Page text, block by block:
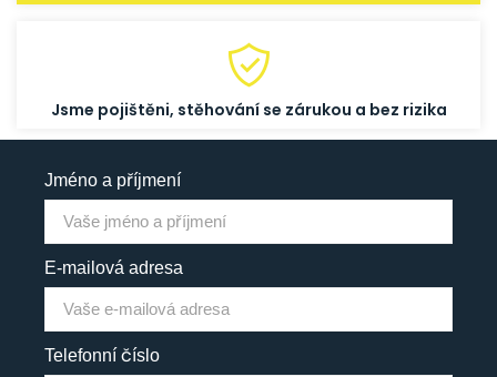
Jsme pojištěni, stěhování se zárukou a bez rizika
Jméno a příjmení
E-mailová adresa
Telefonní číslo